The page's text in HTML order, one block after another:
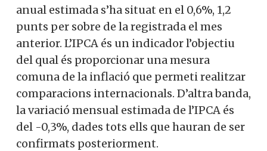
anual estimada s’ha situat en el 0,6%, 1,2
punts per sobre de la registrada el mes
anterior. L’IPCA és un indicador l’objectiu
del qual és proporcionar una mesura
comuna de la inflació que permeti realitzar
comparacions internacionals. D’altra banda,
la variació mensual estimada de l’IPCA és
del -0,3%, dades tots ells que hauran de ser
confirmats posteriorment.